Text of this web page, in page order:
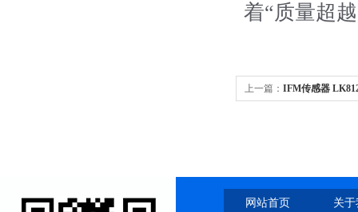
着“质量超
上一篇： IFM传感器
网站首页 关